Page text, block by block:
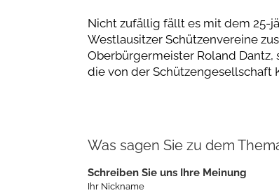
Nicht zufällig fällt es mit dem 25-
Westlausitzer Schützenvereine
Oberbürgermeister Roland
die von der Schützengesellschaft
Was sagen Sie zu dem
Schreiben Sie uns Ihre Meinung
Ihr Nickname